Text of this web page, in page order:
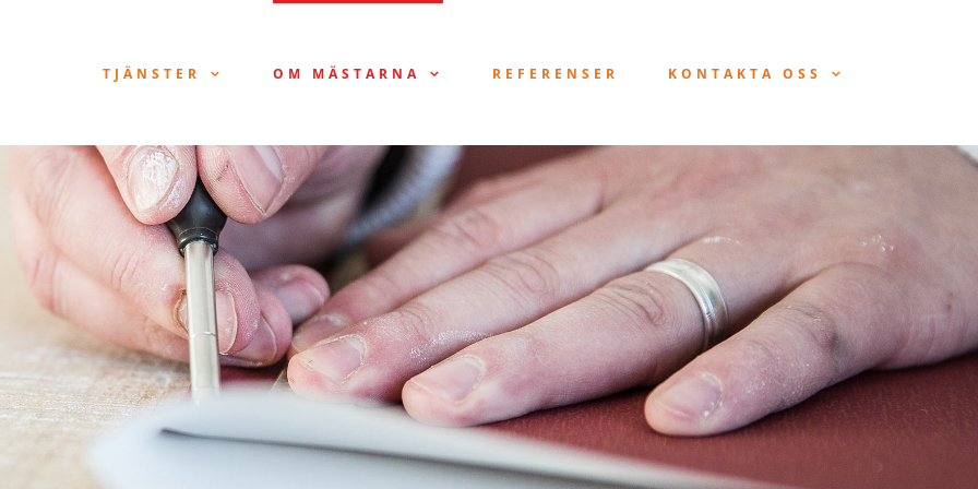
TJÄNSTER OM MÄSTARNA REFERENSER KONTAKTA OSS